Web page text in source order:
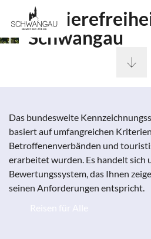
Schwangau
Das bundesweite
basiert auf umfangreichen
Betroffenenverbänden und
erarbeitet wurden. Es handelt sich
Bewertungssystem, das Ihnen
seinen Anforderungen entspricht.